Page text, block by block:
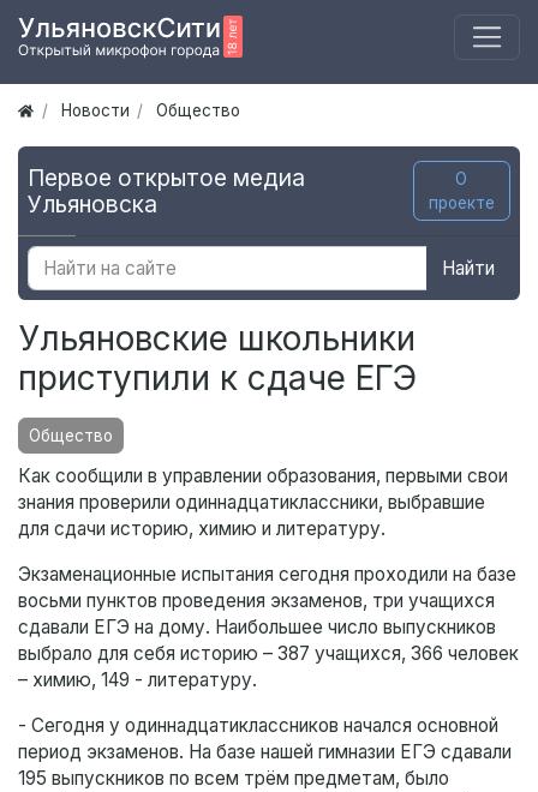
Новости Общество
Первое открытое медиа
Ульяновска
О
проекте
Найти
Ульяновские школьники
приступили к сдаче ЕГЭ
Общество
Как сообщили в управлении образования, первыми свои
знания проверили одиннадцатиклассники, выбравшие
для сдачи историю, химию и литературу.
Экзаменационные испытания сегодня проходили на базе
восьми пунктов проведения экзаменов, три учащихся
сдавали ЕГЭ на дому. Наибольшее число выпускников
выбрало для себя историю – 387 учащихся, 366 человек
– химию, 149 - литературу.
- Сегодня у одиннадцатиклассников начался основной
период экзаменов. На базе нашей гимназии ЕГЭ сдавали
195 выпускников по всем трём предметам, было